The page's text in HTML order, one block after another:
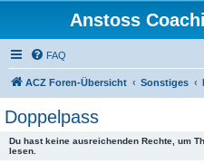
Anstoss
FAQ
ACZ Foren-Übersicht Sonstiges
Doppelpass
Du hast keine ausreichenden Rechte, um
lesen.